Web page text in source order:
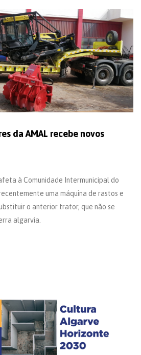
da AMAL recebe novos
à Comunidade Intermunicipal do
uma máquina de rastos e
o anterior trator, que não se
algarvia.